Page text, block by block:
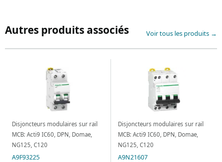
Autres produits associés Voir tous les produits →
Disjoncteurs modulaires sur rail
MCB: Acti9 IC60, DPN, Domae,
NG125, C120
A9F93225
Disjoncteurs modulaires sur rail
MCB: Acti9 IC60, DPN, Domae,
NG125, C120
A9N21607